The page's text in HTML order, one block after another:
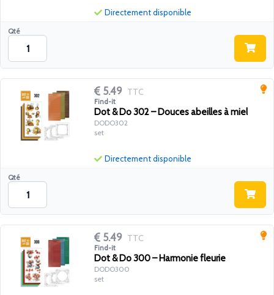
Qté
Directement disponible
5.49 TTC
Find-it
Dot & Do 302 – Douces abeilles à miel
DODO302
set
Qté
Directement disponible
5.49 TTC
Find-it
Dot & Do 300 – Harmonie fleurie
DODO300
set